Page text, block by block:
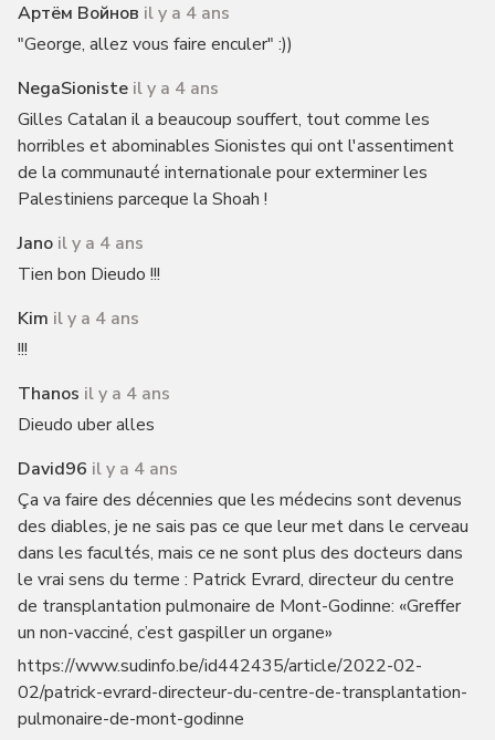
Артём Войнов il y a 4 ans
"George, allez vous faire enculer" :))
NegaSioniste il y a 4 ans
Gilles Catalan il a beaucoup souffert, tout comme les
horribles et abominables Sionistes qui ont l'assentiment
de la communauté internationale pour exterminer les
Palestiniens parceque la Shoah !
Jano il y a 4 ans
Tien bon Dieudo !!!
Kim il y a 4 ans
!!!
Thanos il y a 4 ans
Dieudo uber alles
David96 il y a 4 ans
Ça va faire des décennies que les médecins sont devenus
des diables, je ne sais pas ce que leur met dans le cerveau
dans les facultés, mais ce ne sont plus des docteurs dans
le vrai sens du terme : Patrick Evrard, directeur du centre
de transplantation pulmonaire de Mont-Godinne: «Greffer
un non-vacciné, c’est gaspiller un organe»
https://www.sudinfo.be/id442435/article/2022-02-
02/patrick-evrard-directeur-du-centre-de-transplantation-
pulmonaire-de-mont-godinne